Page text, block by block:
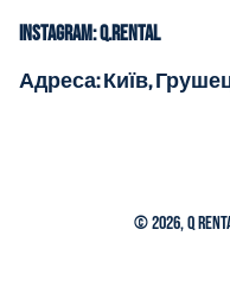
Instagram: q.rental
Адреса: Київ,
© 2026, Q